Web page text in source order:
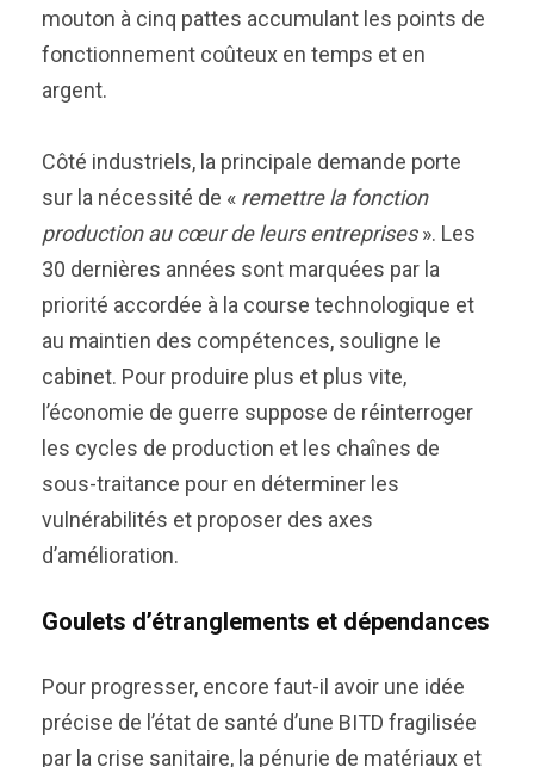
mouton à cinq pattes accumulant les points de
fonctionnement coûteux en temps et en
argent.
Côté industriels, la principale demande porte
sur la nécessité de « remettre la fonction
production au cœur de leurs entreprises». Les
30 dernières années sont marquées par la
priorité accordée à la course technologique et
au maintien des compétences, souligne le
cabinet. Pour produire plus et plus vite,
l’économie de guerre suppose de réinterroger
les cycles de production et les chaînes de
sous-traitance pour en déterminer les
vulnérabilités et proposer des axes
d’amélioration.
Goulets d’étranglements et dépendances
Pour progresser, encore faut-il avoir une idée
précise de l’état de santé d’une BITD fragilisée
par la crise sanitaire, la pénurie de matériaux et